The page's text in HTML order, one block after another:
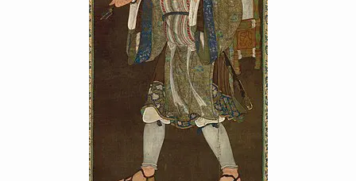
ドストエフスキーとキリスト教
ドストエフスキーとフロイトの父親殺し
ドストエフスキーゆかりの地を巡る旅
秋に記す夏の印象～パリ・ジョージアの旅